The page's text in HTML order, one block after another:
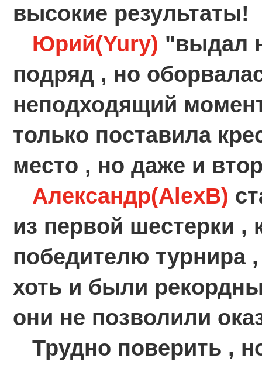
высокие результаты!
Юрий(Yury) "выдал
подряд , но
неподходящий
только поставила
место , но даже и
Александр(AlexB)
из первой шестерки ,
победителю турнира
хоть и были
они не позволили
Трудно поверить ,